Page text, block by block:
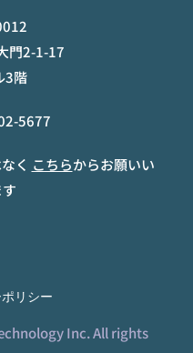
門2-1-17
3階
5677
く こちらからお願いい
リシー
Inc. All rights